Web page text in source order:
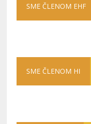
SME ČLENOM EHF
SME ČLENOM HI